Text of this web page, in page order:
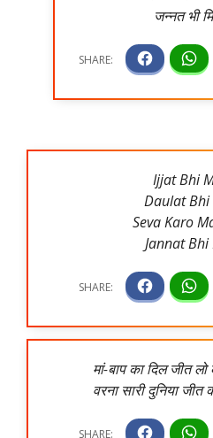
जन्नत भी
Ijjat Bhi
Daulat Bhi
Seva Karo
Jannat Bhi
मां-बाप का दिल जीत
वरना सारी दुनिया